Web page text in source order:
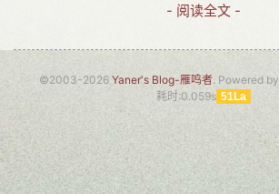
- 阅读全文 -
©2003-2026 Yaner's Blog-雁鸣者. Powered by
耗时:0.059s 51La